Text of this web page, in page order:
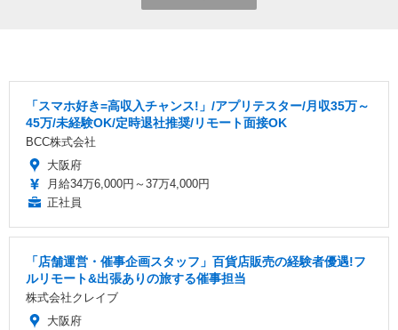
「スマホ好き=高収入チャンス!」/アプリテスター/月収35万～
45万/未経験OK/定時退社推奨/リモート面接OK
BCC株式会社
大阪府
月給34万6,000円～37万4,000円
正社員
「店舗運営・催事企画スタッフ」百貨店販売の経験者優遇!フ
ルリモート&出張ありの旅する催事担当
株式会社クレイブ
大阪府